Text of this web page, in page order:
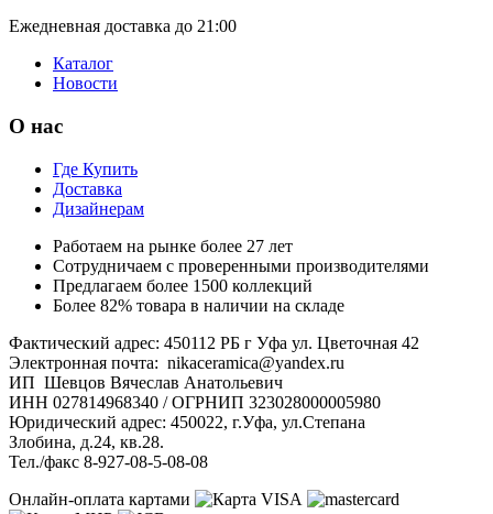
Ежедневная доставка до 21:00
Каталог
Новости
О нас
Где Купить
Доставка
Дизайнерам
Работаем на рынке более 27 лет
Сотрудничаем с проверенными производителями
Предлагаем более 1500 коллекций
Более 82% товара в наличии на складе
Фактический адрес: 450112 РБ г Уфа ул. Цветочная 42
Электронная почта: nikaceramica@yandex.ru
ИП Шевцов Вячеслав Анатольевич
ИНН 027814968340 / ОГРНИП 323028000005980
Юридический адрес: 450022, г.Уфа, ул.Степана
Злобина, д.24, кв.28.
Тел./факс 8-927-08-5-08-08
Онлайн-оплата картами